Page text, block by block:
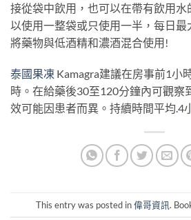
接從袋中飲用，也可以在帶有飲用
以使用一整袋或只使用一半，每日
將藥物與低酒精和濃酒混合使用!
泰國果凍 Kamagra建議在房事前1小
時。在給藥後30至120分鐘內可觀察
效可能因患者而異。持續時間平均.4
This entry was posted in偉哥資訊.